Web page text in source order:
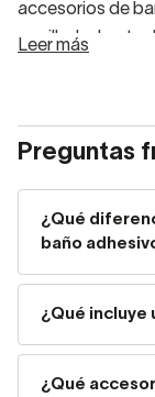
accesorios de
cepillado, hasta
necesitas
Explora
Estantes y
Perchas y
Leer más
Preguntas
¿Qué
baño
¿Qué incluye
¿Qué